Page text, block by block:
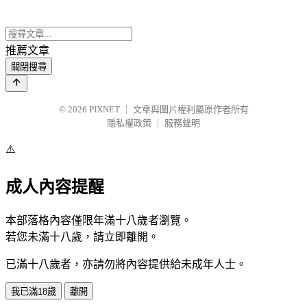
推薦文章
關閉搜尋
© 2026 PIXNET
文章與圖片權利屬原作者所有
隱私權政策
服務聲明
⚠️
成人內容提醒
本部落格內容僅限年滿十八歲者瀏覽。
若您未滿十八歲，請立即離開。
已滿十八歲者，亦請勿將內容提供給未成年人士。
我已滿18歲 離開